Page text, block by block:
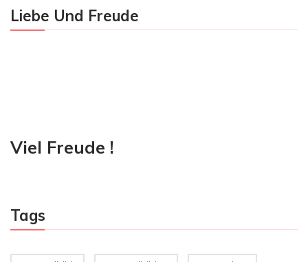
Liebe Und Freude
Viel Freude !
Tags